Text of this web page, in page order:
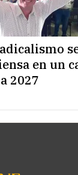
en un
2027